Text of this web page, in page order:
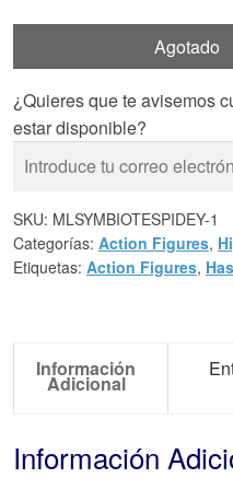
Agotado
¿Quieres que te avisemos
estar disponible?
SKU: MLSYMBIOTESPIDEY-1
Categorías: Action Figures,
Etiquetas: Action Figures,
Información
Adicional
Información